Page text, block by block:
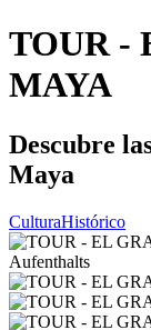
TOUR -
MAYA
Descubre
Maya
CulturaHistórico